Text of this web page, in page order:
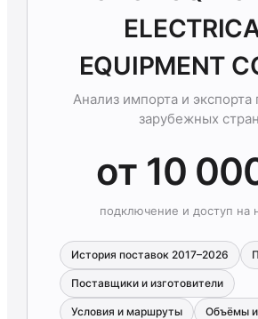
EQUIPMENT
Анализ импорта и
зарубежных стран
от 10
подключение и доступ на
История поставок 2017–2026
Поставщики и изготовители
Условия и маршруты Объёмы